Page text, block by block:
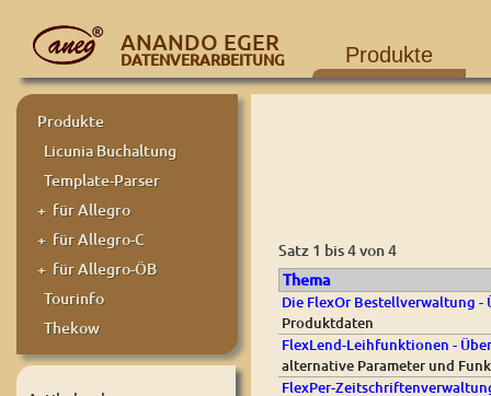
ANANDO EGER
DATENVERARBEITUNG Produkte
Produkte
Licunia Buchaltung
Template-Parser
+ für Allegro
+ für Allegro-C
+ für Allegro-ÖB
Tourinfo
Thekow
Satz 1 bis 4 von 4
Thema
Die FlexOr Bestellverwaltung -
Produktdaten
FlexLend-Leihfunktionen -
alternative Parameter und
FlexPer-